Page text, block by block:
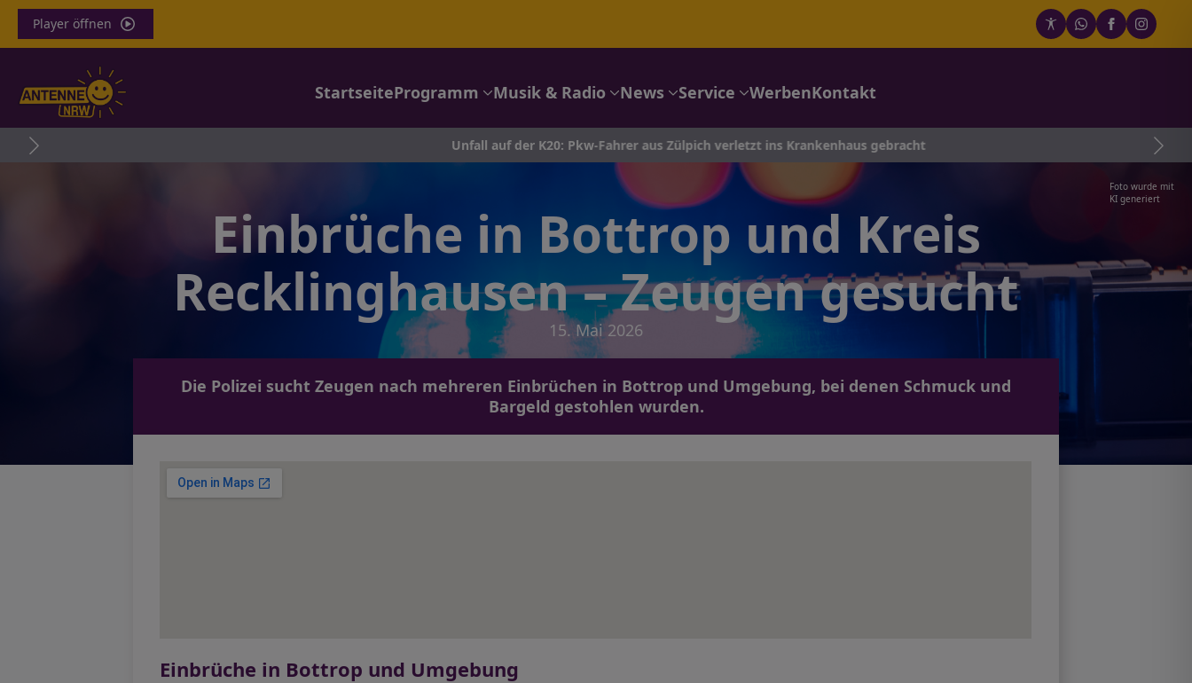
Player öffnen
StartseiteProgramm Musik & Radio News Service WerbenKontakt
Unfall auf der K20: Pkw-Fahrer aus Zülpich verletzt ins Krankenhaus gebracht
Foto wurde mit
KI generiert
Einbrüche in Bottrop und Kreis
Recklinghausen – Zeugen gesucht
15. Mai 2026
Die Polizei sucht Zeugen nach mehreren Einbrüchen in Bottrop und Umgebung, bei denen Schmuck und
Bargeld gestohlen wurden.
Einbrüche in Bottrop und Umgebung